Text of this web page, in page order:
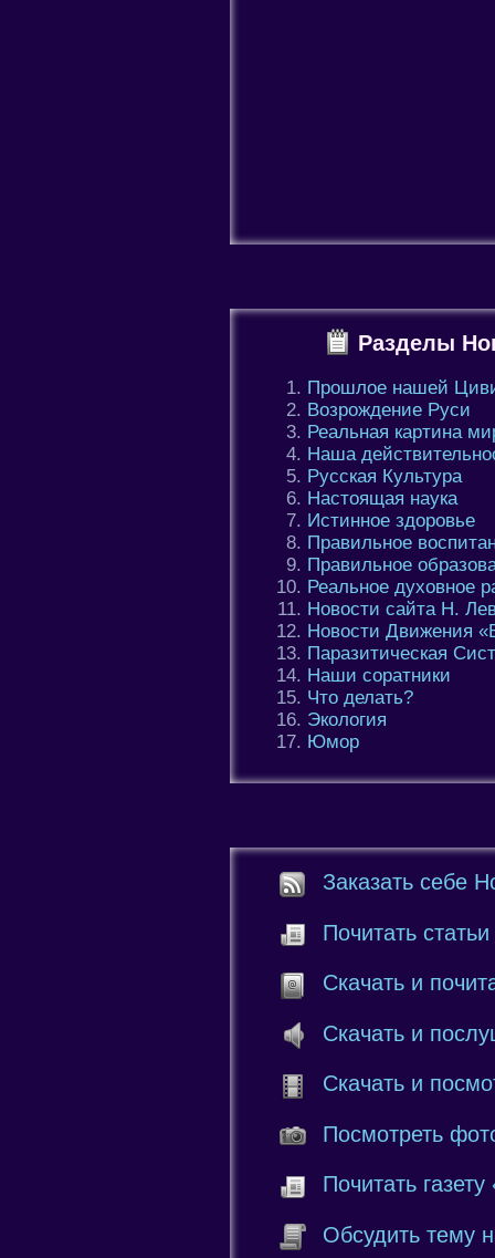
Разделы
Прошлое нашей
Возрождение Руси
Реальная картина
Наша
Русская Культура
Настоящая наука
Истинное здоровье
Правильное
Правильное
Реальное духовное
Новости сайта Н.
Новости Движения
Паразитическая
Наши соратники
Что делать?
Экология
Юмор
Заказать себе
Почитать статьи
Скачать и
Скачать и
Скачать и
Посмотреть
Почитать
Обсудить тему